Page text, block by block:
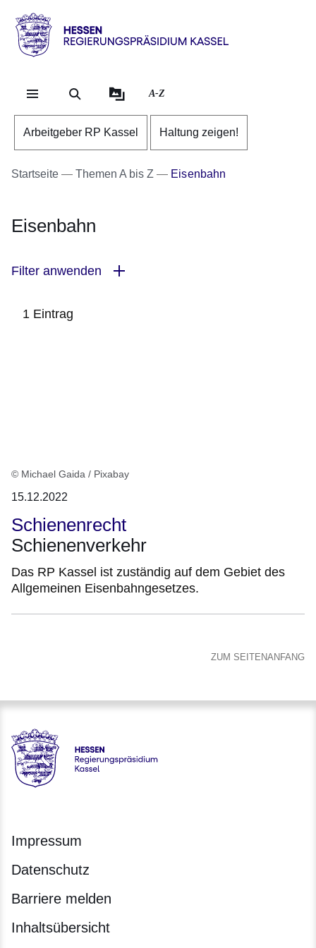
Direkt zum Kopf der
Direkt zum Inhalt
Direkt zum Fuß der
Hessen
RP
A-Z
Arbeitgeber RP Kassel Haltung zeigen!
Startseite Themen A bis Z Eisenbahn
Eisenbahn
Filter anwenden
1 Eintrag
© Michael Gaida / Pixabay
15.12.2022
Schienenrecht
Schienenverkehr
Das RP Kassel ist zuständig auf dem Gebiet des
Allgemeinen Eisenbahngesetzes.
ZUM SEITENANFANG
Hessen - Regierungspräsidium Kassel
Impressum
Datenschutz
Barriere melden
Inhaltsübersicht